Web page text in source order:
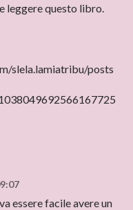
leggere questo libro.
slela.lamiatribu/posts
essere facile avere un